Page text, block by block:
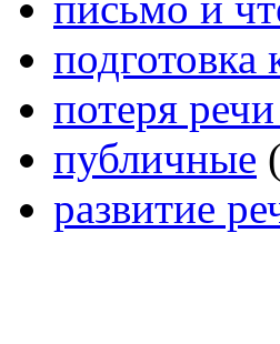
подготовка
потеря
публичные
развитие